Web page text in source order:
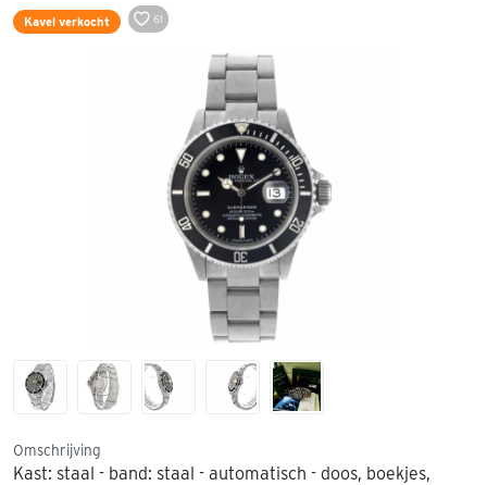
Kavel verkocht 61
Omschrijving
Kast: staal - band: staal - automatisch - doos, boekjes,